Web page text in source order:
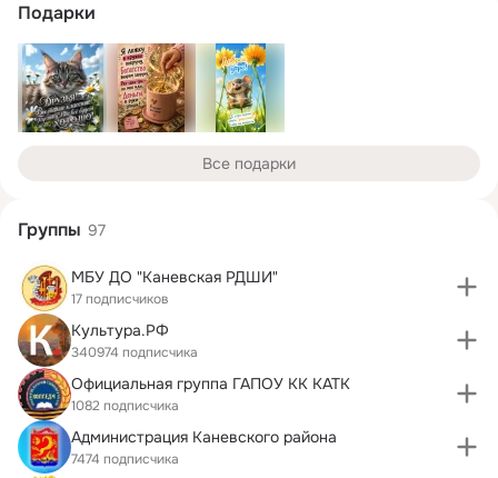
Подарки
Все подарки
Группы 97
МБУ ДО "Каневская РДШИ"
17 подписчиков
Культура.РФ
340974 подписчика
Официальная группа ГАПОУ КК КАТК
1082 подписчика
Администрация Каневского района
7474 подписчика